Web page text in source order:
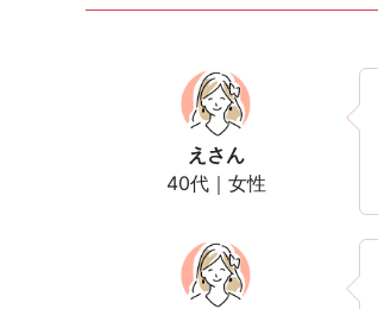
え さん
40代｜女性